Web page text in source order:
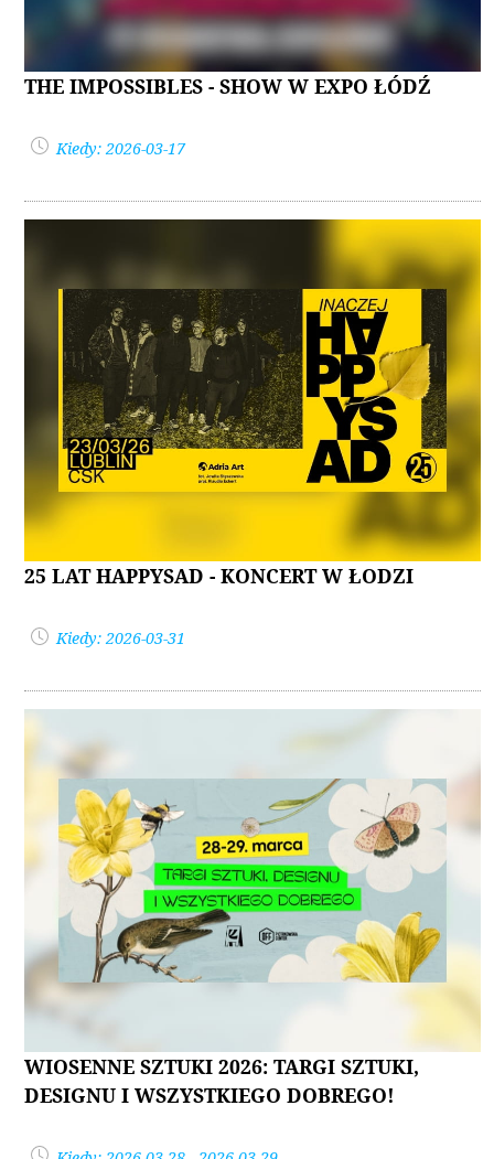
THE IMPOSSIBLES - SHOW W EXPO ŁÓDŹ
Kiedy: 2026-03-17
25 LAT HAPPYSAD - KONCERT W ŁODZI
Kiedy: 2026-03-31
WIOSENNE SZTUKI 2026: TARGI SZTUKI,
DESIGNU I WSZYSTKIEGO DOBREGO!